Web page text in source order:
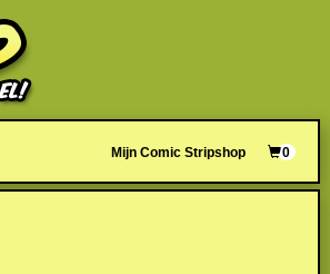
Mijn Comic Stripshop 0